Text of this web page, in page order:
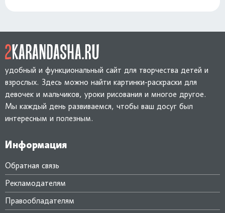
удобный и функциональный сайт для творчества детей и
взрослых. Здесь можно найти картинки-раскраски для
девочек и мальчиков, уроки рисования и многое другое.
Мы каждый день развиваемся, чтобы ваш досуг был
интересным и полезным.
Информация
Обратная связь
Рекламодателям
Правообладателям